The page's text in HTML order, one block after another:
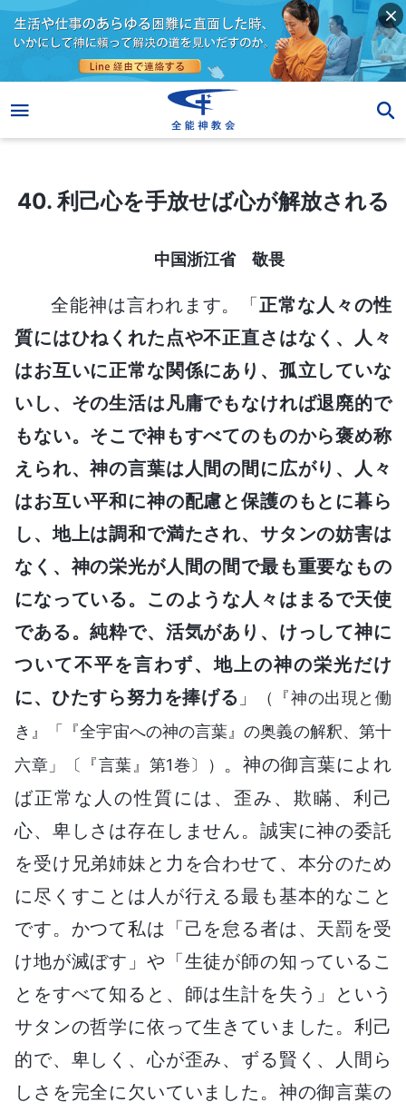
40. 利己心を手放せば心が解放される
40. 利己心を手放せば心が解放される
中国浙江省 敬畏
全能神は言われます。「正常な人々の性
質にはひねくれた点や不正直さはなく、人々
はお互いに正常な関係にあり、孤立していな
いし、その生活は凡庸でもなければ退廃的で
もない。そこで神もすべてのものから褒め称
えられ、神の言葉は人間の間に広がり、人々
はお互い平和に神の配慮と保護のもとに暮ら
し、地上は調和で満たされ、サタンの妨害は
なく、神の栄光が人間の間で最も重要なもの
になっている。このような人々はまるで天使
である。純粋で、活気があり、けっして神に
ついて不平を言わず、地上の神の栄光だけ
に、ひたすら努力を捧げる 」
（『神の出現と働
き』「『全宇宙への神の言葉』の奥義の解釈、第十
六章」〔『言葉』第1巻〕） 。神の御言葉によれ
ば正常な人の性質には、歪み、欺瞞、利己
心、卑しさは存在しません。誠実に神の委託
を受け兄弟姉妹と力を合わせて、本分のため
に尽くすことは人が行える最も基本的なこと
です。かつて私は「己を怠る者は、天罰を受
け地が滅ぼす」や「生徒が師の知っているこ
とをすべて知ると、師は生計を失う」という
サタンの哲学に依って生きていました。利己
的で、卑しく、心が歪み、ずる賢く、人間ら
しさを完全に欠いていました。神の御言葉の